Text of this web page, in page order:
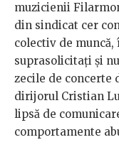
muzicienii
din sindicat cer
colectiv de muncă,
suprasolicitați și
zecile de concerte
dirijorul Cristian
lipsă de
comportamente